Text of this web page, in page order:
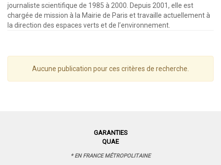
journaliste scientifique de 1985 à 2000. Depuis 2001, elle est
chargée de mission à la Mairie de Paris et travaille actuellement à
la direction des espaces verts et de l’environnement.
Aucune publication pour ces critères de recherche.
GARANTIES
QUAE
* EN FRANCE MÉTROPOLITAINE